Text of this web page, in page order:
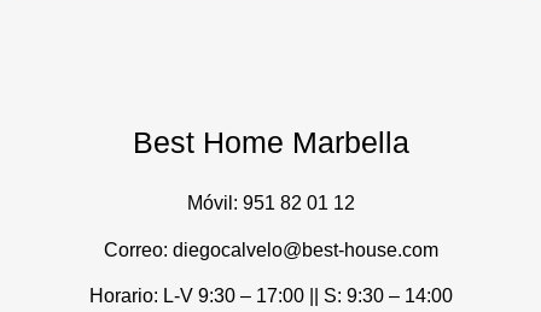
Best Home Marbella
Móvil: 951 82 01 12
Correo: diegocalvelo@best-house.com
Horario: L-V 9:30 – 17:00 || S: 9:30 – 14:00